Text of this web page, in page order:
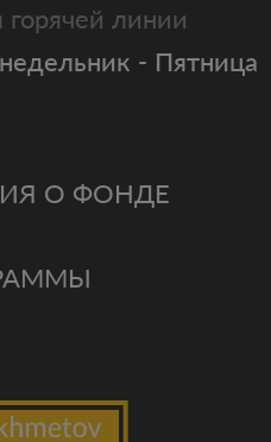
О ФОНДЕ
линии
- Пятница